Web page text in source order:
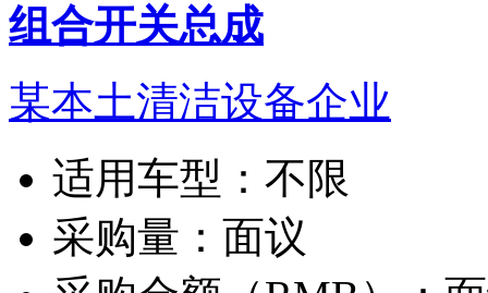
组合开关总成
某本土清洁设备企业
适用车型： 不限
采购量： 面议